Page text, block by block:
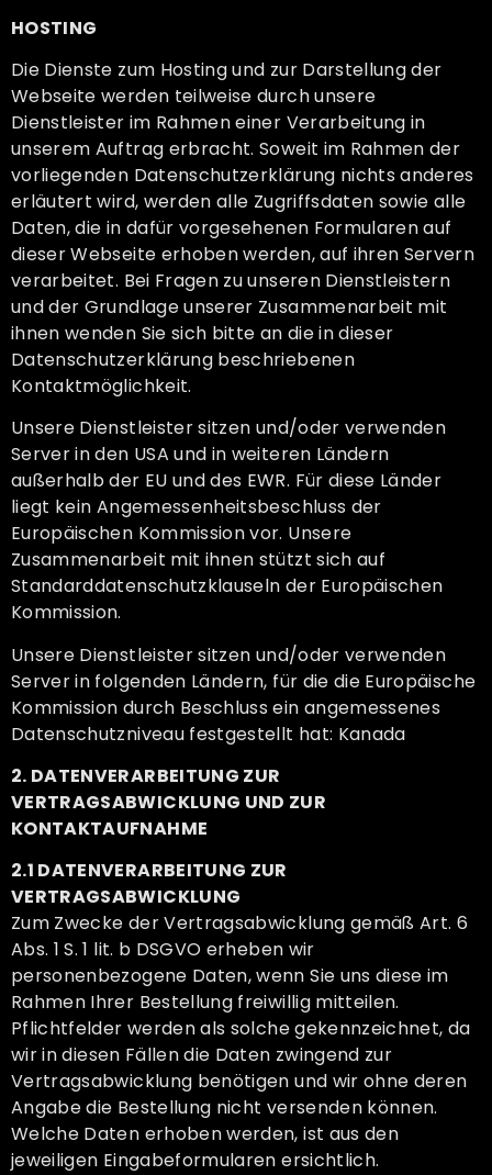
HOSTING
Die Dienste zum Hosting und zur Darstellung der
Webseite werden teilweise durch unsere
Dienstleister im Rahmen einer Verarbeitung in
unserem Auftrag erbracht. Soweit im Rahmen der
vorliegenden Datenschutzerklärung nichts anderes
erläutert wird, werden alle Zugriffsdaten sowie alle
Daten, die in dafür vorgesehenen Formularen auf
dieser Webseite erhoben werden, auf ihren Servern
verarbeitet. Bei Fragen zu unseren Dienstleistern
und der Grundlage unserer Zusammenarbeit mit
ihnen wenden Sie sich bitte an die in dieser
Datenschutzerklärung beschriebenen
Kontaktmöglichkeit.
Unsere Dienstleister sitzen und/oder verwenden
Server in den USA und in weiteren Ländern
außerhalb der EU und des EWR. Für diese Länder
liegt kein Angemessenheitsbeschluss der
Europäischen Kommission vor. Unsere
Zusammenarbeit mit ihnen stützt sich auf
Standarddatenschutzklauseln der Europäischen
Kommission.
Unsere Dienstleister sitzen und/oder verwenden
Server in folgenden Ländern, für die die Europäische
Kommission durch Beschluss ein angemessenes
Datenschutzniveau festgestellt hat: Kanada
2. DATENVERARBEITUNG ZUR
VERTRAGSABWICKLUNG UND ZUR
KONTAKTAUFNAHME
2.1 DATENVERARBEITUNG ZUR
VERTRAGSABWICKLUNG
Zum Zwecke der Vertragsabwicklung gemäß Art. 6
Abs. 1 S. 1 lit. b DSGVO erheben wir
personenbezogene Daten, wenn Sie uns diese im
Rahmen Ihrer Bestellung freiwillig mitteilen.
Pflichtfelder werden als solche gekennzeichnet, da
wir in diesen Fällen die Daten zwingend zur
Vertragsabwicklung benötigen und wir ohne deren
Angabe die Bestellung nicht versenden können.
Welche Daten erhoben werden, ist aus den
jeweiligen Eingabeformularen ersichtlich.